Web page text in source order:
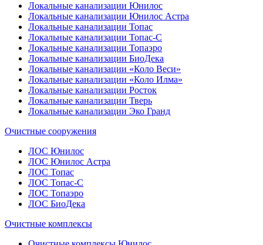
Локальные канализации Юнилос
Локальные канализации Юнилос Астра
Локальные канализации Топас
Локальные канализации Топас-С
Локальные канализации Топаэро
Локальные канализации БиоДека
Локальные канализации «Коло Веси»
Локальные канализации «Коло Илма»
Локальные канализации Росток
Локальные канализации Тверь
Локальные канализации Эко Гранд
Очистные сооружения
ЛОС Юнилос
ЛОС Юнилос Астра
ЛОС Топас
ЛОС Топас-С
ЛОС Топаэро
ЛОС БиоДека
Очистные комплексы